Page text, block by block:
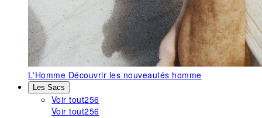
L'Homme Découvrir les nouveautés homme
Les Sacs
Voir tout256
Voir tout256